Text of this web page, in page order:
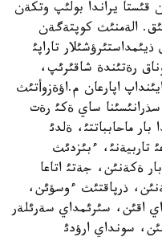
قئستا يراندا بولئپ وتكةن
الةمنئث كوپتةگةن
تاراپئ
رةتئندة شاقئرئپ،
اپارعان م.اؤةزوأتئث
ساي ةكئ رةت
ماحابباتتئ، ةلدئ
تاربيةنئ، ءبئزدئث
ةكةنئن، جةتئ اتاعا
ذرپاقتئث ءوسؤئن،
اقئن، سئرئمداي سةرئلةر
سونداي ارؤدئ